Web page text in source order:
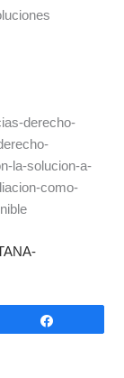
derecho-
la-solucion-a-
como-